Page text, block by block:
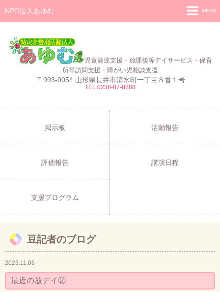
NPO法人あゆむ
児童発達支援・放課後等デイサービス・保育
所等訪問支援・障がい児相談支援
〒993-0054 山形県長井市清水町一丁目８番１号
TEL.0238-87-8888
MENU
施設紹介
あゆむZIBUN LABO
サービス内容
支援プログラム
ご利用について
採用情報
お問い合わせ
掲示板 活動報告
評価報告 講演日程
支援プログラム
豆記者のブログ
2023.11.06
最近の放デイ②